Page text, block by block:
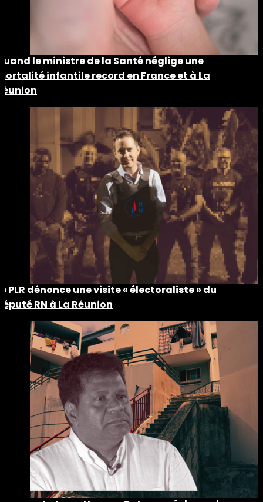
le ministre de la Santé néglige une
infantile record en France et à La
PLR dénonce une visite « électoraliste » du
RN à La Réunion